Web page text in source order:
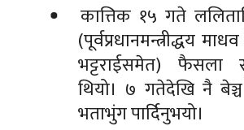
कात्तिक १५ गते
(पूर्वप्रधानमन्त्रीद्धय
भट्टराईसमेत) फैसला
थियो। ७ गतेदेखि नै
भताभुंग पार्दिनुभयो।